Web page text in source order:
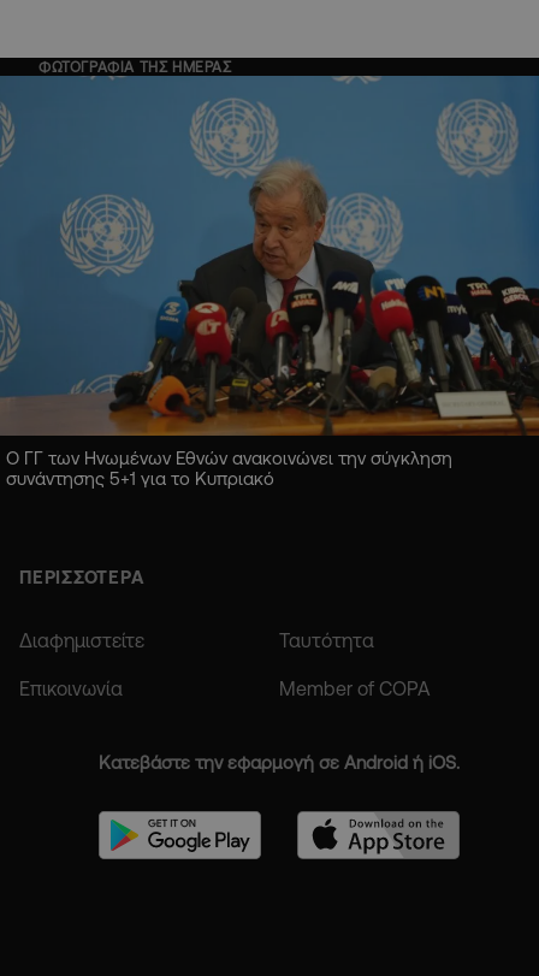
ΦΩΤΟΓΡΑΦΙΑ ΤΗΣ ΗΜΕΡΑΣ
Ο ΓΓ των Ηνωμένων Εθνών ανακοινώνει την σύγκληση
συνάντησης 5+1 για το Κυπριακό
ΠΕΡΙΣΣΟΤΕΡΑ
Διαφημιστείτε Ταυτότητα
Επικοινωνία Member of COPA
Κατεβάστε την εφαρμογή σε Android ή iOS.